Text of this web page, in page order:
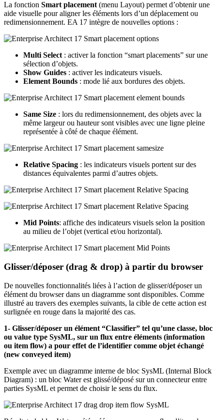
La fonction Smart placement (menu Layout) permet d’obtenir une
aide visuelle pour aligner les éléments lors d’un déplacement ou
redimensionnement. EA 17 intègre de nouvelles options :
Multi Select : activer la fonction “smart placements” sur une
sélection d’objets.
Show Guides : activer les indicateurs visuels.
Element Bounds : mode lié aux bordures des objets.
Same Size : lors du redimensionnement, des objets avec la
même largeur ou hauteur sont visibles avec une ligne pleine
représentée à côté de chaque élément.
Relative Spacing : les indicateurs visuels portent sur des
distances équivalentes parmi d’autres objets.
Mid Points: affiche des indicateurs visuels selon la position
au milieu de l’objet (vertical et/ou horizontal).
Glisser/déposer (drag & drop) à partir du browser
De nouvelles fonctionnalités liées à l’action de glisser/déposer un
élément du browser dans un diagramme sont disponibles. Comme
illustré au travers des exemples suivants, la cible de cette action est
surlignée en rouge dans la majorité des cas.
1- Glisser/déposer un élément “Classifier” tel qu’une classe, bloc
ou value type SysML, sur un flux entre éléments (information
ou item flow) a pour effet de l’identifier comme objet échangé
(new conveyed item)
Exemple avec un diagramme interne de bloc SysML (Internal Block
Diagram) : un bloc Water est glissé/déposé sur un connecteur entre
parties SysML et permet de choisir le sens du flux.